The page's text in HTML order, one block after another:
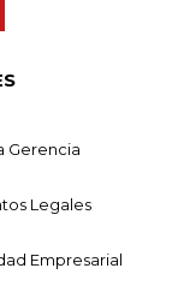
Gerencia
Legales
Empresarial